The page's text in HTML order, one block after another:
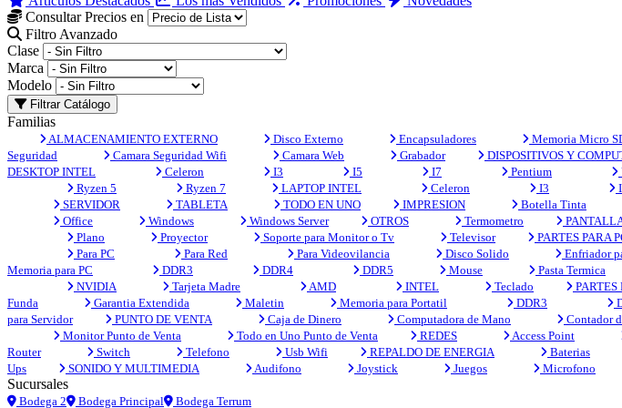
Consultar Precios en
Filtro Avanzado
Clase
Marca
Modelo
Filtrar Catálogo
Familias
ALMACENAMIENTO EXTERNO Disco Externo Encapsuladores Memoria Micro
Seguridad
Camara Seguridad Wifi Camara Web Grabador DISPOSITIVOS Y
DESKTOP INTEL
Celeron I3 I5 I7 Pentium
Ryzen 5
Ryzen 7 LAPTOP INTEL Celeron I3
SERVIDOR
TABLETA TODO EN UNO IMPRESION Botella Tinta
Office
Windows Windows Server OTROS Termometro
Plano
Proyector Soporte para Monitor o Tv Televisor PARTES PARA
Para PC
Para Red Para Videovilancia Disco Solido Enfriador
Memoria para PC
DDR3 DDR4 DDR5 Mouse Pasta Termica
NVIDIA
Tarjeta Madre AMD INTEL Teclado PARTES
Funda
Garantia Extendida Maletin Memoria para Portatil DDR3
para Servidor
PUNTO DE VENTA Caja de Dinero Computadora de Mano Contador
Monitor Punto de Venta
Todo en Uno Punto de Venta REDES Access Point
Router
Switch Telefono Usb Wifi REPALDO DE ENERGIA Baterias
Ups
SONIDO Y MULTIMEDIA Audifono Joystick Juegos Microfono
Sucursales
Bodega 2 Bodega Principal Bodega Terrum